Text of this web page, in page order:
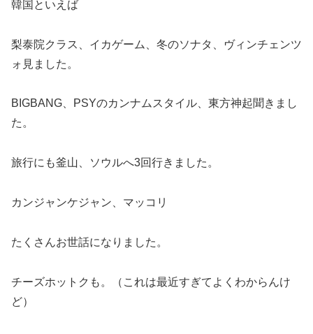
韓国といえば
梨泰院クラス、イカゲーム、冬のソナタ、ヴィンチェンツ
ォ見ました。
BIGBANG、PSYのカンナムスタイル、東方神起聞きまし
た。
旅行にも釜山、ソウルへ3回行きました。
カンジャンケジャン、マッコリ
たくさんお世話になりました。
チーズホットクも。（これは最近すぎてよくわからんけ
ど）